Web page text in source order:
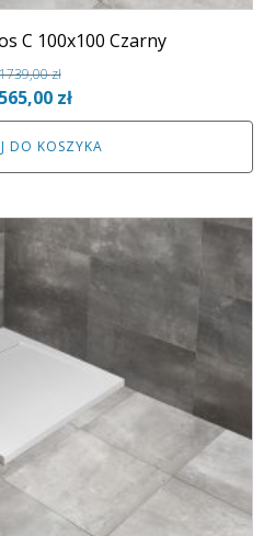
C 100x100 Czarny
zł
zł.
złAktualna
cena
wynosi:
1565,00 zł.
DO KOSZYKA